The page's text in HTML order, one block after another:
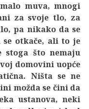
muva, mnogi
za svoje tlo, za
pa nikako da se
otkače, ali to je
što nemaju
domovini uopće
Ništa se ne
možda se čini da
ustanova, neki